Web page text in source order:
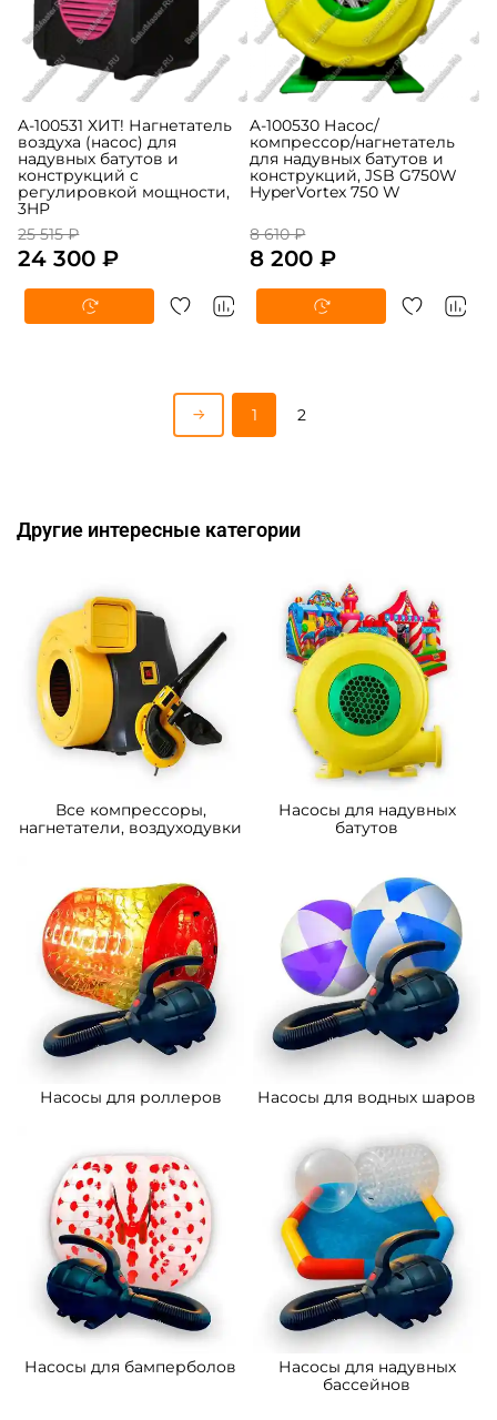
A-100531 ХИТ! Нагнетатель
воздуха (насос) для
надувных батутов и
конструкций c
регулировкой мощности,
3HP
25 515 ₽
24 300 ₽
A-100530 Насос/
компрессор/нагнетатель
для надувных батутов и
конструкций, JSB G750W
HyperVortex 750 W
8 610 ₽
8 200 ₽
1 2
Другие интересные категории
Все компрессоры,
нагнетатели, воздуходувки
Насосы для надувных
батутов
Насосы для роллеров Насосы для водных шаров
Насосы для бамперболов
Насосы для надувных
бассейнов